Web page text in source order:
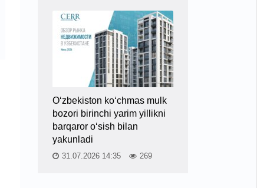
O‘zbekiston ko‘chmas mulk
bozori birinchi yarim yillikni
barqaror o‘sish bilan
yakunladi
31.07.2026 14:35 269